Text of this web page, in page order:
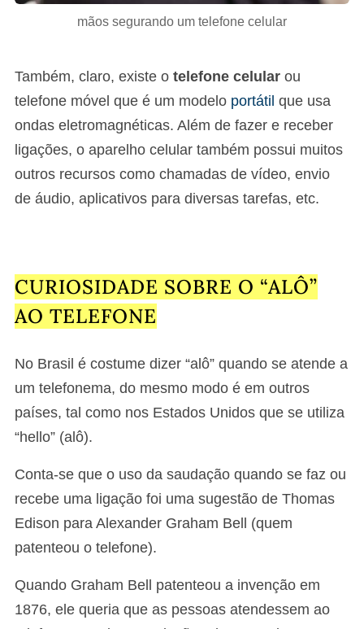
mãos segurando um telefone celular
Também, claro, existe o telefone celular ou
telefone móvel que é um modelo portátil que usa
ondas eletromagnéticas. Além de fazer e receber
ligações, o aparelho celular também possui muitos
outros recursos como chamadas de vídeo, envio
de áudio, aplicativos para diversas tarefas, etc.
CURIOSIDADE SOBRE O “ALÔ”
AO TELEFONE
No Brasil é costume dizer “alô” quando se atende a
um telefonema, do mesmo modo é em outros
países, tal como nos Estados Unidos que se utiliza
“hello” (alô).
Conta-se que o uso da saudação quando se faz ou
recebe uma ligação foi uma sugestão de Thomas
Edison para Alexander Graham Bell (quem
patenteou o telefone).
Quando Graham Bell patenteou a invenção em
1876, ele queria que as pessoas atendessem ao